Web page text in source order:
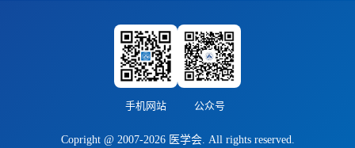
手机网站 公众号
Copright @ 2007-2026 医学会. All rights reserved.